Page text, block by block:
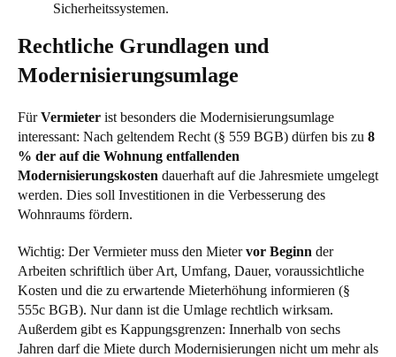
Sicherheitssystemen.
Rechtliche Grundlagen und
Modernisierungsumlage
FürVermieter ist besonders die Modernisierungsumlage
interessant: Nach geltendem Recht (§ 559 BGB) dürfen bis zu 8
% der auf die Wohnung entfallenden
Modernisierungskosten dauerhaft auf die Jahresmiete umgelegt
werden. Dies soll Investitionen in die Verbesserung des
Wohnraums fördern.
Wichtig: Der Vermieter muss den Mietervor Beginn der
Arbeiten schriftlich über Art, Umfang, Dauer, voraussichtliche
Kosten und die zu erwartende Mieterhöhung informieren (§
555c BGB). Nur dann ist die Umlage rechtlich wirksam.
Außerdem gibt es Kappungsgrenzen: Innerhalb von sechs
Jahren darf die Miete durch Modernisierungen nicht um mehr als